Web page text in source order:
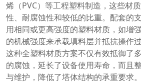
烯（PVC）等工程塑料制造，这些材
性、耐腐蚀性和较低的比重。配套的
用相同或更高强度的塑料材质，如增
的机械强度来承载填料层并抵抗操作
这种全塑料材质方案不仅有效抵御了
的腐蚀，延长了设备使用寿命，而且
与维护，降低了塔体结构的承重要求。